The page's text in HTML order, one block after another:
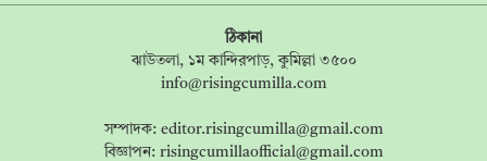
ঠিকানা
ঝাউতলা, ১ম কান্দিরপাড়, কুমিল্লা ৩৫০০
info@risingcumilla.com
সম্পাদক: editor.risingcumilla@gmail.com
বিজ্ঞাপন: risingcumillaofficial@gmail.com